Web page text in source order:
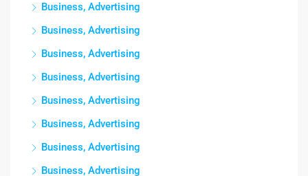
Business, Advertising
Business, Advertising
Business, Advertising
Business, Advertising
Business, Advertising
Business, Advertising
Business, Advertising
Business, Advertising